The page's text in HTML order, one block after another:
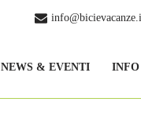
NEWS & EVENTI